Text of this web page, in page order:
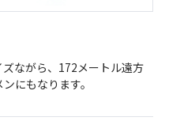
ながら、172メートル遠方
にもなります。